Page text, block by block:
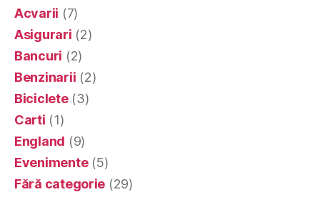
Acvarii (7)
Asigurari (2)
Bancuri (2)
Benzinarii (2)
Biciclete(3)
Carti (1)
England (9)
Evenimente(5)
Fără categorie (29)